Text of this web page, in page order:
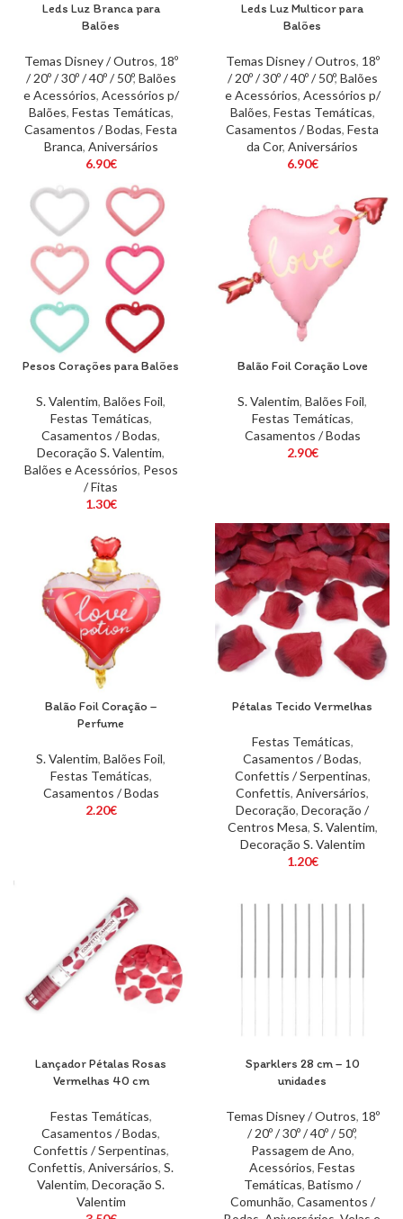
Leds Luz Branca para
Balões
Temas Disney / Outros, 18º
/ 20º / 30º / 40º / 50º, Balões
e Acessórios, Acessórios p/
Balões, Festas Temáticas,
Casamentos / Bodas, Festa
Branca, Aniversários
6.90€
Leds Luz Multicor para
Balões
Temas Disney / Outros, 18º
/ 20º / 30º / 40º / 50º, Balões
e Acessórios, Acessórios p/
Balões, Festas Temáticas,
Casamentos / Bodas, Festa
da Cor, Aniversários
6.90€
Pesos Corações para Balões
S. Valentim, Balões Foil,
Festas Temáticas,
Casamentos / Bodas,
Decoração S. Valentim,
Balões e Acessórios, Pesos
/ Fitas
1.30€
Balão Foil Coração Love
S. Valentim, Balões Foil,
Festas Temáticas,
Casamentos / Bodas
2.90€
Balão Foil Coração –
Perfume
S. Valentim, Balões Foil,
Festas Temáticas,
Casamentos / Bodas
2.20€
Pétalas Tecido Vermelhas
Festas Temáticas,
Casamentos / Bodas,
Confettis / Serpentinas,
Confettis, Aniversários,
Decoração, Decoração /
Centros Mesa, S. Valentim,
Decoração S. Valentim
1.20€
Lançador Pétalas Rosas
Vermelhas 40 cm
Festas Temáticas,
Casamentos / Bodas,
Confettis / Serpentinas,
Confettis, Aniversários, S.
Valentim, Decoração S.
Valentim
Sparklers 28 cm – 10
unidades
Temas Disney / Outros, 18º
/ 20º / 30º / 40º / 50º,
Passagem de Ano,
Acessórios, Festas
Temáticas, Batismo /
Comunhão, Casamentos /